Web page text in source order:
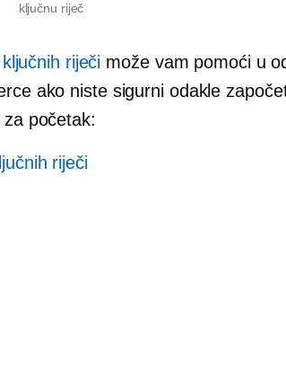
ključnu riječ
riječi može vam pomoći u
ako niste sigurni odakle
početak:
riječi